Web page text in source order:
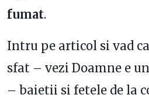
fumat.
Intru pe articol si vad
sfat – vezi Doamne e
– baietii si fetele de la